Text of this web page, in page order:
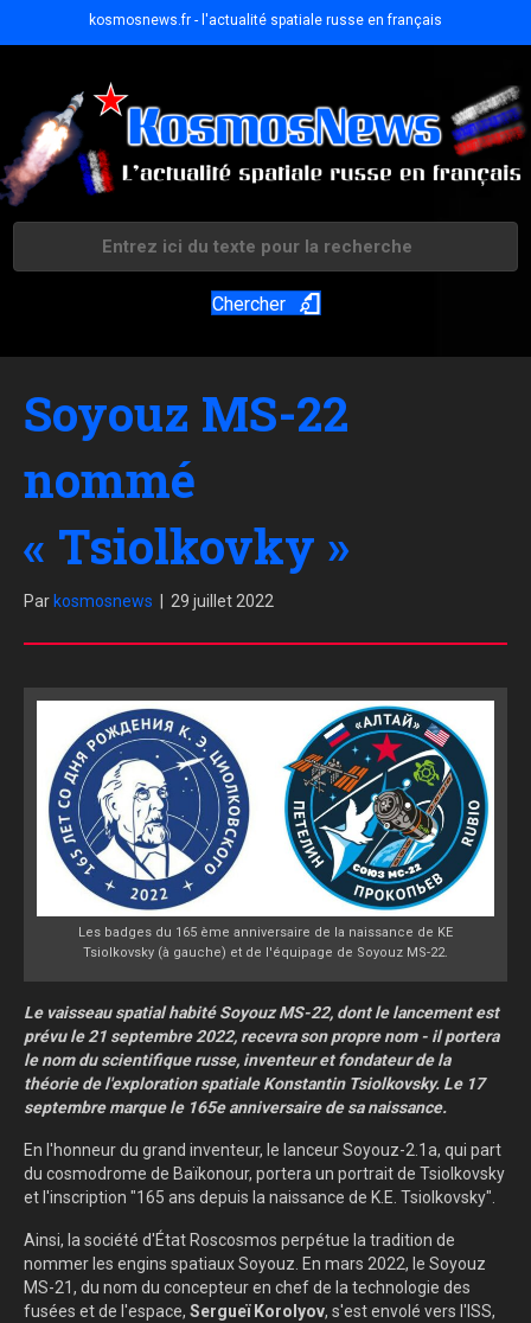
kosmosnews.fr - l'actualité spatiale russe en français
Chercher
Soyouz MS-22
nommé
« Tsiolkovky »
Par kosmosnews 29 juillet 2022
Les badges du 165 ème anniversaire de la naissance de KE
Tsiolkovsky (à gauche) et de l'équipage de Soyouz MS-22.
Le vaisseau spatial habité Soyouz MS-22, dont le lancement est
prévu le 21 septembre 2022, recevra son propre nom - il portera
le nom du scientifique russe, inventeur et fondateur de la
théorie de l'exploration spatiale Konstantin Tsiolkovsky. Le 17
septembre marque le 165e anniversaire de sa naissance.
En l'honneur du grand inventeur, le lanceur Soyouz-2.1a, qui part
du cosmodrome de Baïkonour, portera un portrait de Tsiolkovsky
et l'inscription "165 ans depuis la naissance de K.E. Tsiolkovsky".
Ainsi, la société d'État Roscosmos perpétue la tradition de
nommer les engins spatiaux Soyouz. En mars 2022, le Soyouz
MS-21, du nom du concepteur en chef de la technologie des
fusées et de l'espace, Sergueï Korolyov, s'est envolé vers l'ISS,